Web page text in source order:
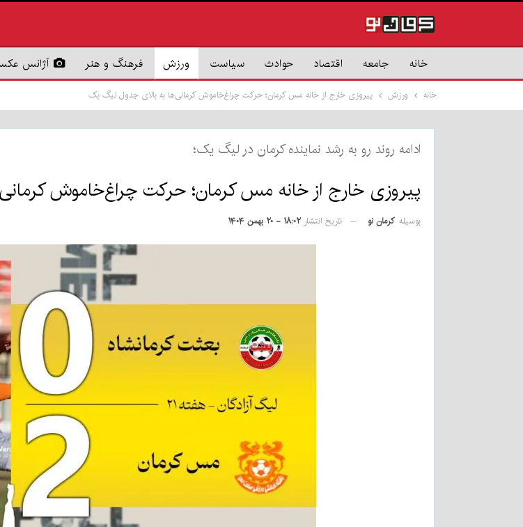
خانه جامعه اقتصاد حوادث سیاست ورزش فرهنگ و هنر آژانس
خانه ورزش پیروزی خارج از خانه مس کرمان؛ حرکت چراغ‌خاموش کرمانی‌ها به بالای جدول لیگ یک
ادامه روند رو به رشد نماینده کرمان در لیگ یک؛
پیروزی خارج از خانه مس کرمان؛ حرکت چراغ‌خاموش
بوسیله کرمان نو تاریخ انتشار ۱۸:۰۲ - ۲۰ بهمن ۱۴۰۴